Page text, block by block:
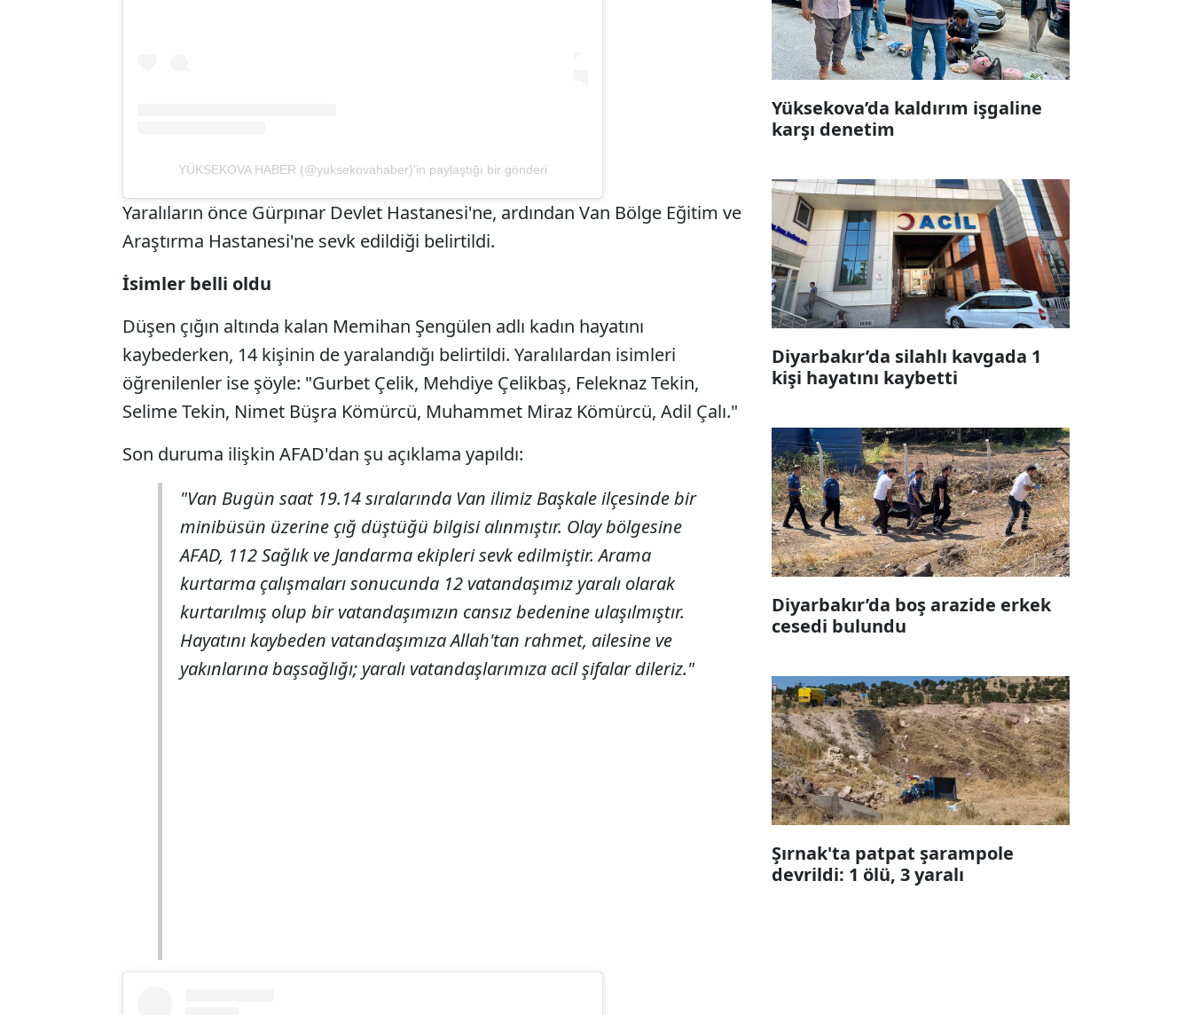
YÜKSEKOVA HABER (@yuksekovahaber)'in paylaştığı bir gönderi
Yaralıların önce Gürpınar Devlet Hastanesi'ne, ardından Van Bölge Eğitim ve
Araştırma Hastanesi'ne sevk edildiği belirtildi.
İsimler belli oldu
Düşen çığın altında kalan Memihan Şengülen adlı kadın hayatını
kaybederken, 14 kişinin de yaralandığı belirtildi. Yaralılardan isimleri
öğrenilenler ise şöyle: "Gurbet Çelik, Mehdiye Çelikbaş, Feleknaz Tekin,
Selime Tekin, Nimet Büşra Kömürcü, Muhammet Miraz Kömürcü, Adil Çalı."
Son duruma ilişkin AFAD'dan şu açıklama yapıldı:
"Van Bugün saat 19.14 sıralarında Van ilimiz Başkale ilçesinde bir
minibüsün üzerine çığ düştüğü bilgisi alınmıştır. Olay bölgesine
AFAD, 112 Sağlık ve Jandarma ekipleri sevk edilmiştir. Arama
kurtarma çalışmaları sonucunda 12 vatandaşımız yaralı olarak
kurtarılmış olup bir vatandaşımızın cansız bedenine ulaşılmıştır.
Hayatını kaybeden vatandaşımıza Allah'tan rahmet, ailesine ve
yakınlarına başsağlığı; yaralı vatandaşlarımıza acil şifalar dileriz."
Yüksekova’da kaldırım işgaline
karşı denetim
Diyarbakır’da silahlı kavgada 1
kişi hayatını kaybetti
Diyarbakır’da boş arazide erkek
cesedi bulundu
Şırnak'ta patpat şarampole
devrildi: 1 ölü, 3 yaralı